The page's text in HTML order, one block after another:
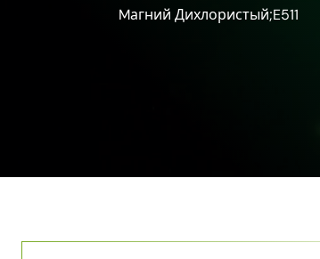
Mагний Дихлористый;E511